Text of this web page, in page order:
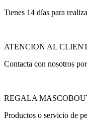
Tienes 14 días para
ATENCION AL
Contacta con nosotros
REGALA
Productos o servicio de